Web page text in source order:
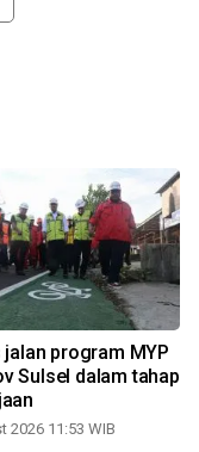
jalan program MYP
Sulsel dalam tahap
2026 11:53 WIB